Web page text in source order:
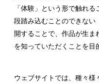
「体験」という形で触れ
段踏み込むことのできない
開することで、作品が生ま
を知っていただくことを目
ウェブサイトでは、種々様